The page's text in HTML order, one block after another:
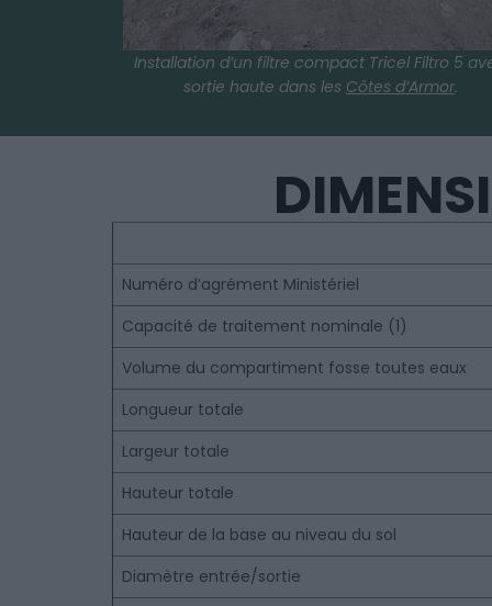
Installation d’un filtre compact Tricel Filtro 5
sortie haute dans les Côtes d’Armor.
Numéro d’agrément Ministériel
Capacité de traitement nominale (1)
Volume du compartiment fosse toutes eaux
Longueur totale
Largeur totale
Hauteur totale
Hauteur de la base au niveau du sol
Diamètre entrée/sortie